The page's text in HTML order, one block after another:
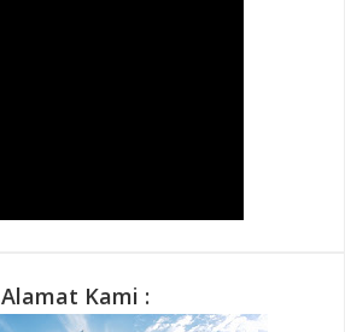
Alamat Kami :